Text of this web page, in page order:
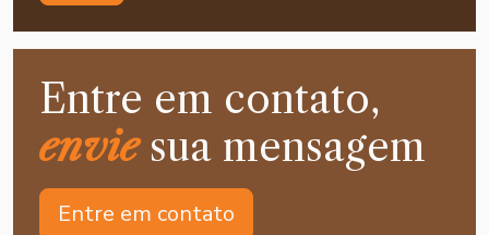
Entre em contato,
enviesua mensagem
Entre em contato